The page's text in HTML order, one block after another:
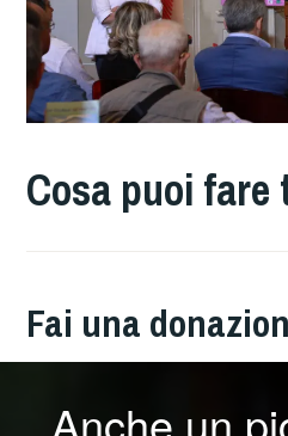
Cosa puoi fare
Fai una
Anche un